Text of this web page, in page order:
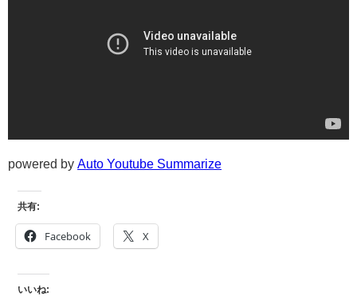
powered by Auto Youtube Summarize
共有:
Facebook X
いいね: